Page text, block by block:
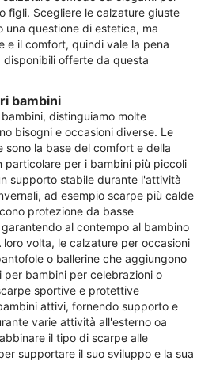
figli. Scegliere le calzature giuste
una questione di estetica, ma
e il comfort, quindi vale la pena
disponibili offerte da questa
bambini
distinguiamo molte
bisogni e occasioni diverse. Le
sono la base del comfort e della
particolare per i bambini più piccoli
supporto stabile durante l'attività
ad esempio scarpe più calde
protezione da basse
al contempo al bambino
loro volta, le calzature per occasioni
o ballerine che aggiungono
per bambini per celebrazioni o
sportive e protettive
attivi, fornendo supporto e
varie attività all'esterno oa
il tipo di scarpe alle
supportare il suo sviluppo e la sua